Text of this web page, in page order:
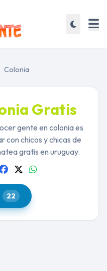
Colonia
Gratis
gente en colonia es
con chicos y chicas de
gratis en uruguay.
22